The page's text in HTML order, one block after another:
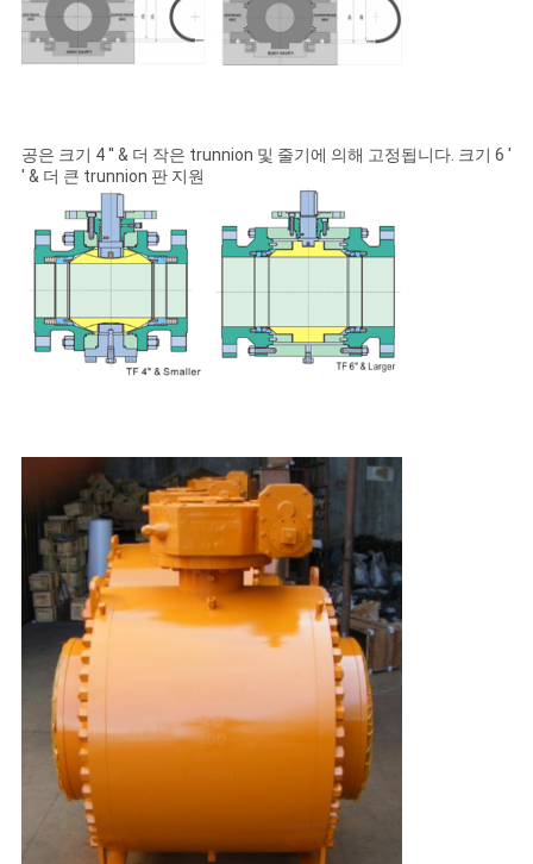
공은 크기 4 ′′ & 더 작은 trunnion 및 줄기에 의해 고정됩니다. 크기 6 ′
′ & 더 큰 trunnion 판 지원